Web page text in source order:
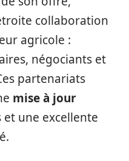
collaboration
agricole :
négociants et
partenariats
mise à jour
et une excellente